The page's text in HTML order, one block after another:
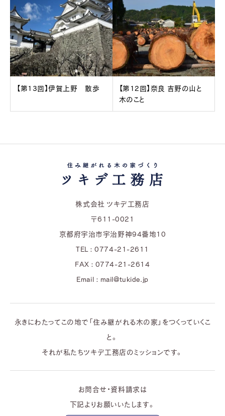
【第13回】伊賀上野 散歩
【第12回】奈良 吉野の山と
木のこと
株式会社 ツキデ工務店
〒611-0021
京都府宇治市宇治野神94番地10
TEL : 0774-21-2611
FAX : 0774-21-2614
Email : mail@tukide.jp
永きにわたってこの地で「住み継がれる木の家」をつくっていくこ
と。
それが私たちツキデ工務店のミッションです。
お問合せ・資料請求は
下記よりお願いいたします。